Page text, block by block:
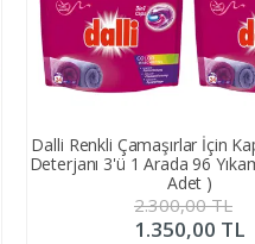
Dalli Renkli Çamaşırlar İçin
Deterjanı 3'ü 1 Arada 96
Adet )
2.300,00TL
1.350,00 TL